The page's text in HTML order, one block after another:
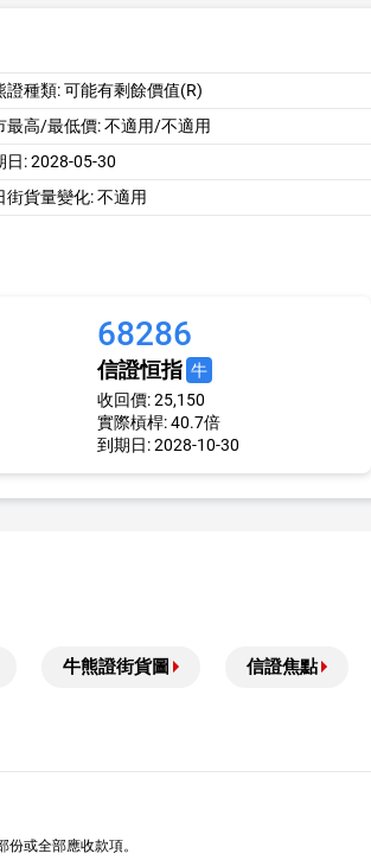
證種類: 可能有剩餘價值(R)
最高/最低價:不適用/不適用
日:2028-05-30
街貨量變化: 不適用
68286
信證恒指 牛
收回價: 25,150
實際槓桿: 40.7倍
到期日: 2028-10-30
牛熊證街貨圖 信證焦點
或全部應收款項。